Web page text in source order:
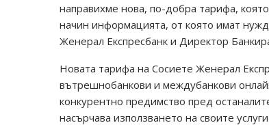
направихме нова, по-добра тарифа,
начин информацията, от която имат
Женерал Експресбанк и Директор
Новата тарифа на Сосиете Женерал
вътрешнобанкови и междубанкови
конкурентно предимство пред
насърчава използването на своите